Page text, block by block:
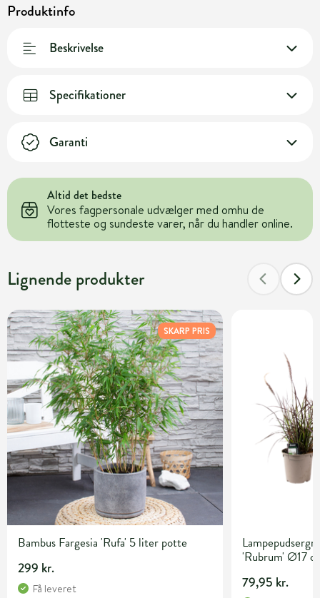
Produktinfo
Beskrivelse
Specifikationer
Garanti
Altid det bedste
Vores fagpersonale udvælger med omhu de
flotteste og sundeste varer, når du handler online.
Lignende produkter
SKARP PRIS
Bambus Fargesia 'Rufa' 5 liter potte
299 kr.
Få leveret
'Rubrum' Ø17
79,95 kr.